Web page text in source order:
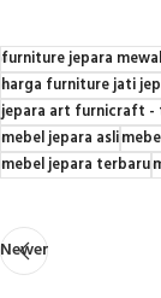
furniture jepara
harga furniture jati
jepara art furnicraft -
mebel jepara asli
mebel jepara terbaru
Newer